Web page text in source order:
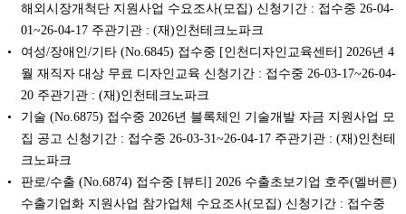
해외시장개척단 지원사업 수요조사(모집) 신청기간 : 접수중 26-04-
01~26-04-17 주관기관 : (재)인천테크노파크
여성/장애인/기타 (No.6845) 접수중 [인천디자인교육센터] 2026년 4
월 재직자 대상 무료 디자인교육 신청기간 : 접수중 26-03-17~26-04-
20 주관기관 : (재)인천테크노파크
기술 (No.6875) 접수중 2026년 블록체인 기술개발 자금 지원사업 모
집 공고 신청기간 : 접수중 26-03-31~26-04-17 주관기관 : (재)인천테
크노파크
판로/수출 (No.6874) 접수중 [뷰티] 2026 수출초보기업 호주(멜버른)
수출기업화 지원사업 참가업체 수요조사(모집) 신청기간 : 접수중